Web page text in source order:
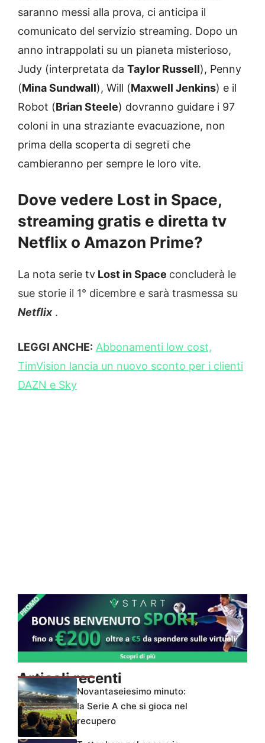
saranno messi alla prova, ci anticipa il
comunicato del servizio streaming. Dopo un
anno intrappolati su un pianeta misterioso,
Judy (interpretata da Taylor Russell), Penny
(Mina Sundwall), Will (Maxwell Jenkins) e il
Robot (Brian Steele) dovranno guidare i 97
coloni in una straziante evacuazione, non
prima della scoperta di segreti che
cambieranno per sempre le loro vite.
Dove vedere Lost in Space,
streaming gratis e diretta tv
Netflix o Amazon Prime?
La nota serie tv Lost in Space concluderà le
sue storie il 1° dicembre e sarà trasmessa su
Netflix .
LEGGI ANCHE: Abbonamenti low cost,
TimVision lancia un nuovo sconto per i clienti
DAZN e Sky
Articoli recenti
Novantaseiesimo minuto:
la Serie A che si gioca nel
recupero